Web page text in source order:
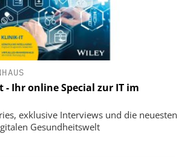
- Ihr online Special zur IT im
exklusive Interviews und die neuesten
Gesundheitswelt